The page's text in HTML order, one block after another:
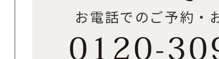
お電話でのご予約・